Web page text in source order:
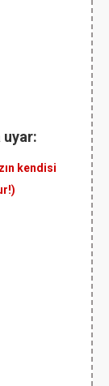
uyar:
kendisi